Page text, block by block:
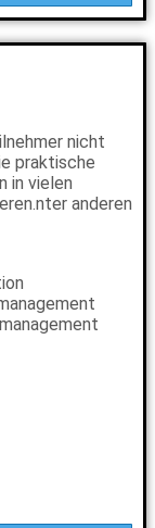
nicht
praktische
in vielen
anderen